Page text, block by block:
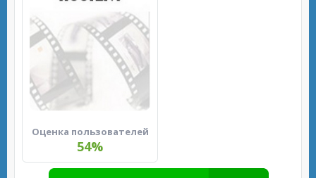
Оценка пользователей
54%